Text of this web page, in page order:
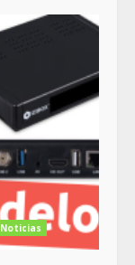
Noticias